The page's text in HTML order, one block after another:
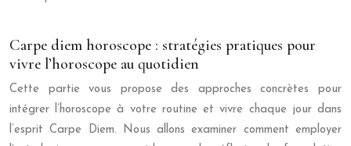
Carpe diem horoscope : stratégies pratiques pour
vivre l’horoscope au quotidien
Cette partie vous propose des approches concrètes pour
intégrer l’horoscope à votre routine et vivre chaque jour dans
l’esprit Carpe Diem. Nous allons examiner comment employer